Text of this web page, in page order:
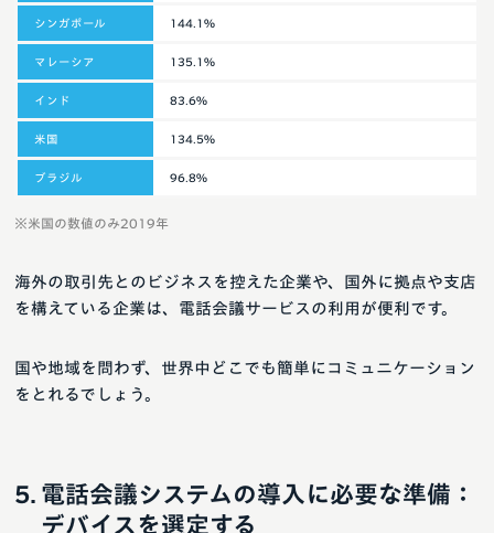
シンガポール 144.1%
マレーシア 135.1%
インド 83.6%
米国 134.5%
ブラジル 96.8%
※米国の数値のみ2019年
海外の取引先とのビジネスを控えた企業や、国外に拠点や支店
を構えている企業は、電話会議サービスの利用が便利です。
国や地域を問わず、世界中どこでも簡単にコミュニケーション
をとれるでしょう。
電話会議システムの導入に必要な準備：
デバイスを選定する